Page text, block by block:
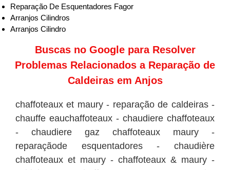
Reparação De Esquentadores Fagor
Arranjos Cilindros
Arranjos Cilindro
Buscas no Google para Resolver
Problemas Relacionados a Reparação de
Caldeiras em Anjos
chaffoteaux et maury - reparação de caldeiras -
chauffe eauchaffoteaux - chaudiere chaffoteaux
- chaudiere gaz chaffoteaux maury -
reparaçãode esquentadores - chaudière
chaffoteaux et maury - chaffoteaux & maury -